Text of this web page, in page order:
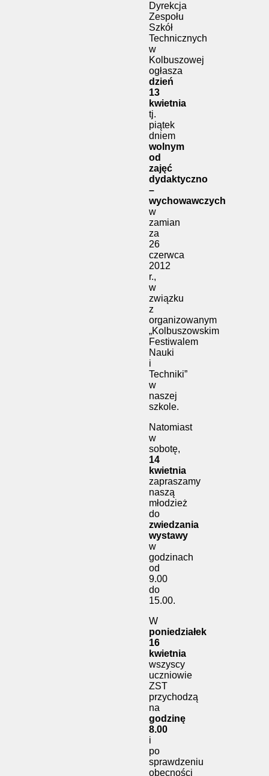
Dyrekcja
Zespołu
Szkół
Technicznych
w
Kolbuszowej
ogłasza
dzień
13
kwietnia
tj.
piątek
dniem
wolnym
od
zajęć
dydaktyczno
–
wychowawczych
w
zamian
za
26
czerwca
2012
r.,
w
związku
z
organizowanym
„Kolbuszowskim
Festiwalem
Nauki
i
Techniki”
w
naszej
szkole.
Natomiast
w
sobotę,
14
kwietnia
zapraszamy
naszą
młodzież
do
zwiedzania
wystawy
w
godzinach
od
9.00
do
15.00.
W
poniedziałek
16
kwietnia
wszyscy
uczniowie
ZST
przychodzą
na
godzinę
8.00
i
po
sprawdzeniu
obecności